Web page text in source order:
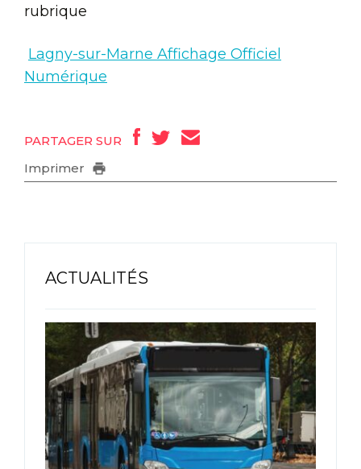
rubrique
Lagny-sur-Marne Affichage Officiel
Numérique
PARTAGER SUR
Imprimer
ACTUALITÉS